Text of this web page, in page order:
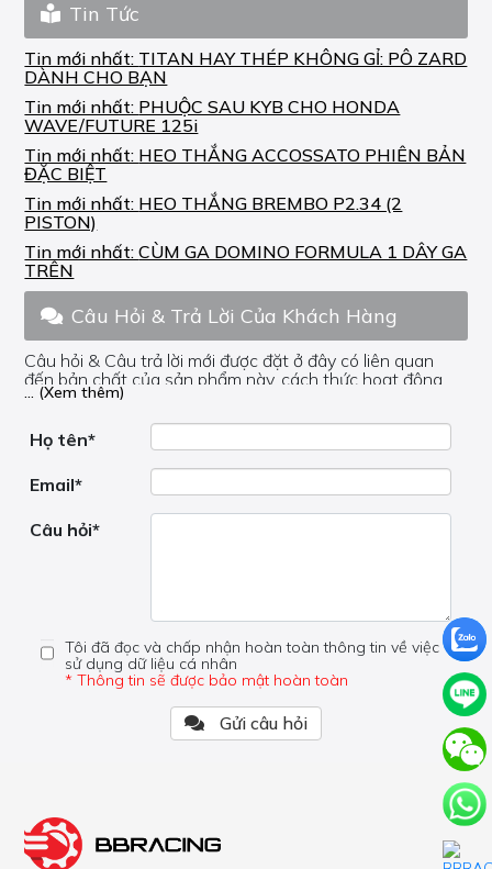
Tin Tức
Tin mới nhất: TITAN HAY THÉP KHÔNG GỈ: PÔ ZARD
DÀNH CHO BẠN
Tin mới nhất: PHUỘC SAU KYB CHO HONDA
WAVE/FUTURE 125i
Tin mới nhất: HEO THẮNG ACCOSSATO PHIÊN BẢN
ĐẶC BIỆT
Tin mới nhất: HEO THẮNG BREMBO P2.34 (2
PISTON)
Tin mới nhất:CÙM GA DOMINO FORMULA 1 DÂY GA
TRÊN
Câu Hỏi & Trả Lời Của Khách Hàng
Câu hỏi & Câu trả lời mới được đặt ở đây có liên quan
đến bản chất của sản phẩm này, cách thức hoạt động,
nơi hoạt động, liệu nó có hữu ích không, v.v.
câu hỏi của bạn ở đây mà bên trong trang đó.
... (Xem thêm)
Họ tên*
Email*
Câu hỏi*
Tôi đã đọc và chấp nhận hoàn toàn thông tin về việc
sử dụng dữ liệu cá nhân
* Thông tin sẽ được bảo mật hoàn toàn
Gửi câu hỏi